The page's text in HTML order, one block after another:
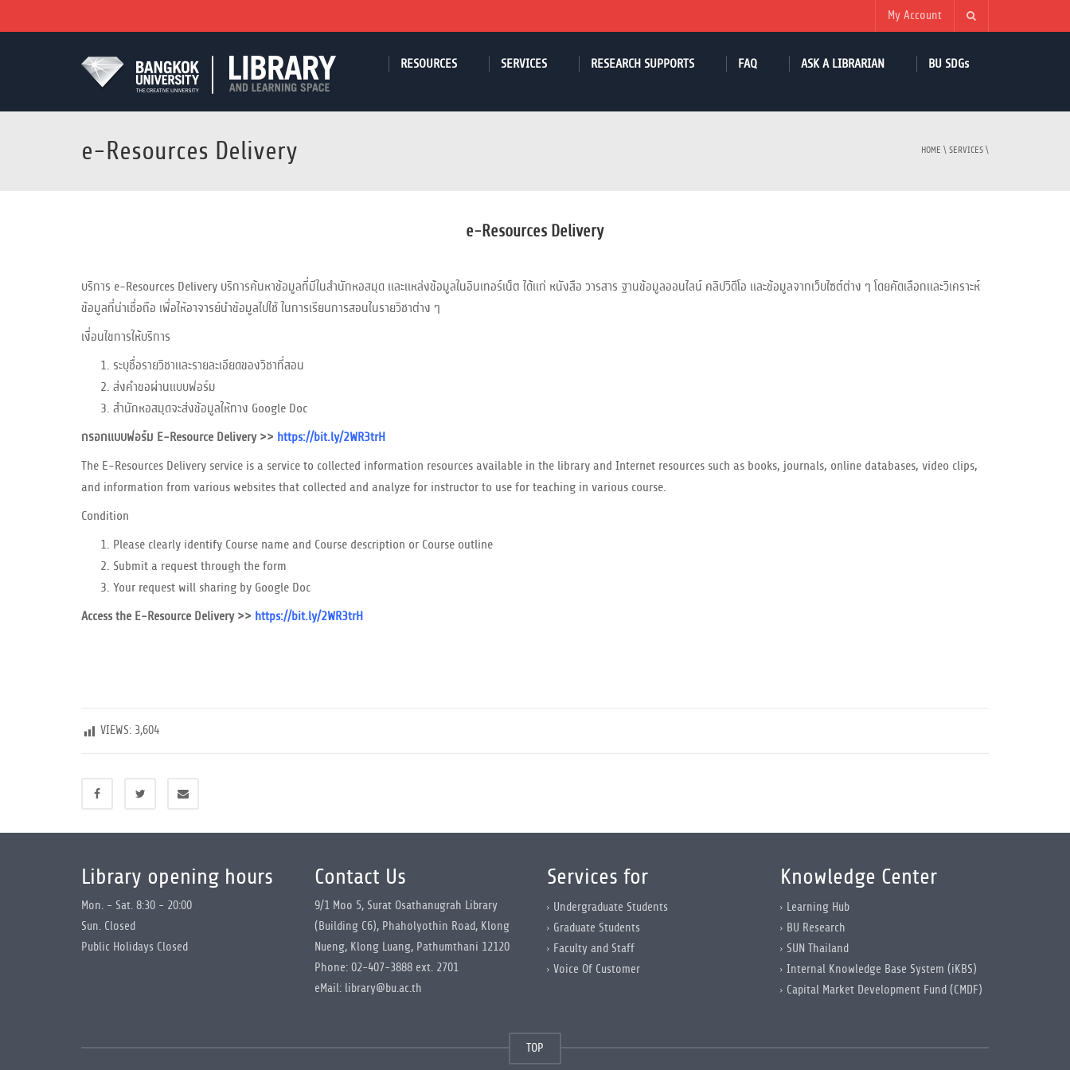
My Account
RESOURCES SERVICES RESEARCH SUPPORTS FAQ ASK A LIBRARIAN BU SDGs
e-Resources Delivery HOME \SERVICES\
e-Resources Delivery
บริการ e-Resources Delivery บริการค้นหาข้อมูลที่มีในสำนักหอสมุด และแหล่งข้อมูลในอินเทอร์เน็ต ได้แก่ หนังสือ วารสาร ฐานข้อมูลออนไลน์ คลิปวิดีโอ และข้อมูลจากเว็บไซต์ต่าง ๆ โดยคัดเลือกและวิเคราะห์
ข้อมูลที่น่าเชื่อถือ เพื่อให้อาจารย์นำข้อมูลไปใช้ ในการเรียนการสอนในรายวิชาต่าง ๆ
เงื่อนไขการให้บริการ
ระบุชื่อรายวิชาและรายละเอียดของวิชาที่สอน
ส่งคำขอผ่านแบบฟอร์ม
สำนักหอสมุดจะส่งข้อมูลให้ทาง Google Doc
กรอกแบบฟอร์ม E-Resource Delivery >> https://bit.ly/2WR3trH
The E-Resources Delivery service is a service to collected information resources available in the library and Internet resources such as books, journals, online databases, video clips,
and information from various websites that collected and analyze for instructor to use for teaching in various course.
Condition
Please clearly identify Course name and Course description or Course outline
Submit a request through the form
Your request will sharing by Google Doc
Access the E-Resource Delivery >> https://bit.ly/2WR3trH
VIEWS: 3,604
Library opening hours
Mon. - Sat. 8:30 - 20:00
Sun. Closed
Public Holidays Closed
Contact Us
9/1 Moo 5, Surat Osathanugrah Library
(Building C6), Phaholyothin Road, Klong
Nueng, Klong Luang, Pathumthani 12120
Phone: 02-407-3888 ext. 2701
eMail: library@bu.ac.th
Services for
Undergraduate Students
Graduate Students
Faculty and Staff
Voice Of Customer
Knowledge Center
Learning Hub
BU Research
SUN Thailand
Internal Knowledge Base System (iKBS)
Capital Market Development Fund (CMDF)
TOP